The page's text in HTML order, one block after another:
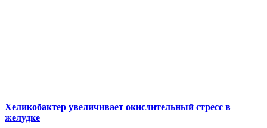
Хеликобактер увеличивает окислительный стресс в
желудке